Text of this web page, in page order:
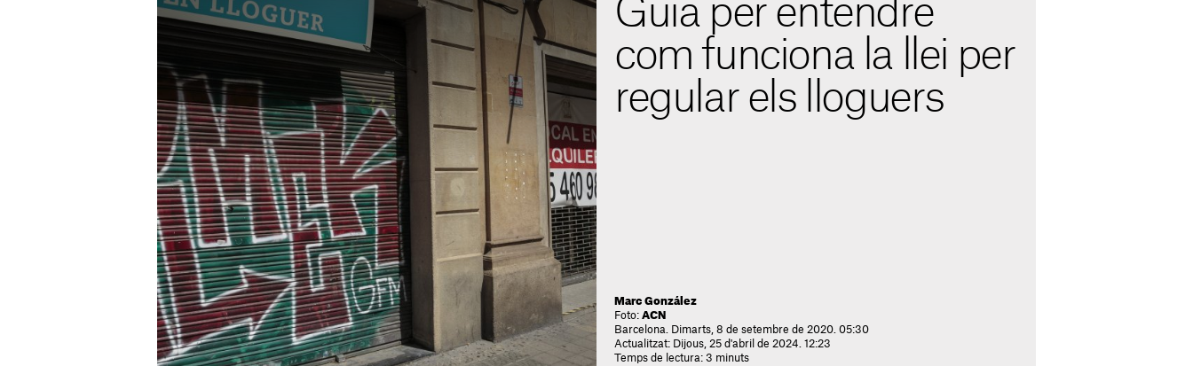
Guia per entendre
com funciona la llei per
regular els lloguers
Marc González
Foto: ACN
Barcelona. Dimarts, 8 de setembre de 2020. 05:30
Actualitzat: Dijous, 25 d'abril de 2024. 12:23
Temps de lectura: 3 minuts